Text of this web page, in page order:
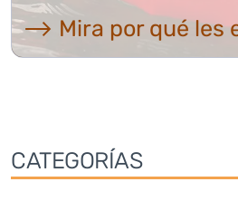
⟶ Mira por qué les
CATEGORÍAS